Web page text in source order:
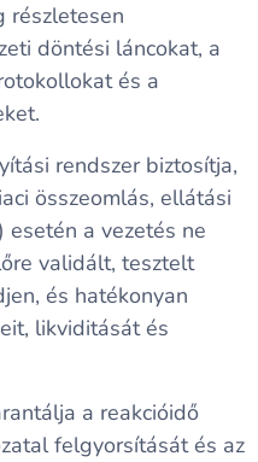
részletesen
döntési láncokat, a
és a
rendszer biztosítja,
összeomlás, ellátási
esetén a vezetés ne
validált, tesztelt
és hatékonyan
likviditását és
a reakcióidő
felgyorsítását és az